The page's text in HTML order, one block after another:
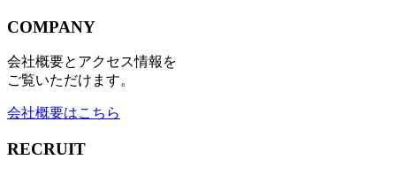
COMPANY
会社概要とアクセス情報を
ご覧いただけます。
会社概要はこちら
RECRUIT